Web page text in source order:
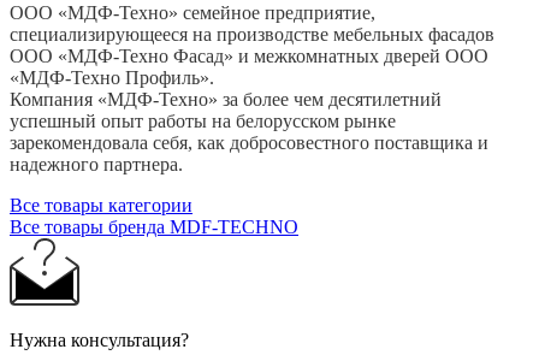
ООО «МДФ-Техно» семейное предприятие,
специализирующееся на производстве мебельных фасадов
ООО «МДФ-Техно Фасад» и межкомнатных дверей ООО
«МДФ-Техно Профиль».
Компания «МДФ-Техно» за более чем десятилетний
успешный опыт работы на белорусском рынке
зарекомендовала себя, как добросовестного поставщика и
надежного партнера.
Все товары категории
Все товары бренда MDF-TECHNO
Нужна консультация?